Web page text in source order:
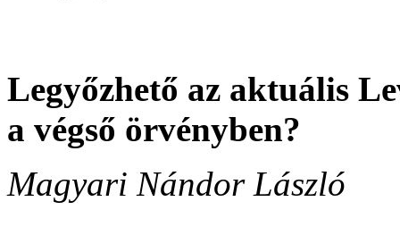
Legyőzhető az aktuális
a végső örvényben?
Magyari Nándor László